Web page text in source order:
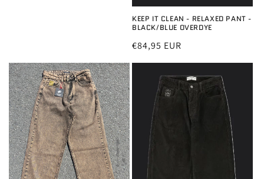
KEEP IT CLEAN - RELAXED PANT -
BLACK/BLUE OVERDYE
Normale
€84,95 EUR